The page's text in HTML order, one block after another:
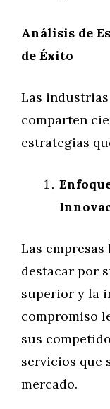
Análisis de
de Éxito
Las
comparten
estrategias
Las
destacar por
superior y la
compromiso
sus
servicios que
mercado.